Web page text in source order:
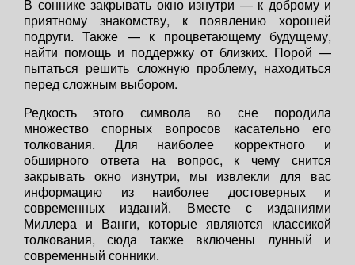
В соннике закрывать окно изнутри — к доброму и
приятному знакомству, к появлению хорошей
подруги. Также — к процветающему будущему,
найти помощь и поддержку от близких. Порой —
пытаться решить сложную проблему, находиться
перед сложным выбором.
Редкость этого символа во сне породила
множество спорных вопросов касательно его
толкования. Для наиболее корректного и
обширного ответа на вопрос, к чему снится
закрывать окно изнутри, мы извлекли для вас
информацию из наиболее достоверных и
современных изданий. Вместе с изданиями
Миллера и Ванги, которые являются классикой
толкования, сюда также включены лунный и
современный сонники.